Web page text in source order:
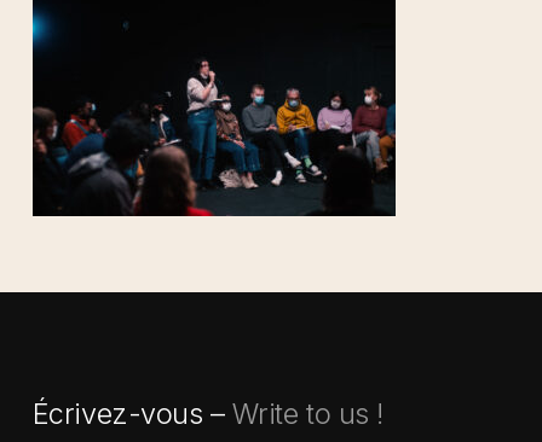
Écrivez-vous – Write to us !